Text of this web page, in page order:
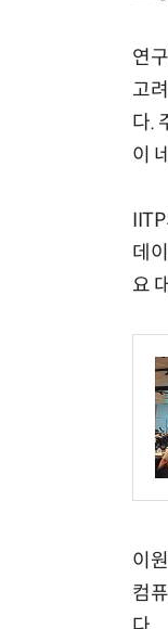
연
고
다.
이
데
요
이
컴